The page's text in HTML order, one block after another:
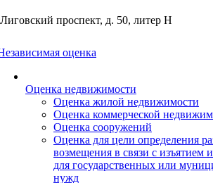
проспект, д. 50, литер Н
оценка
Оценка недвижимости
Оценка жилой недвижимости
Оценка коммерческой
Оценка сооружений
Оценка для цели определения
возмещения в связи с изъятием
для государственных или
нужд